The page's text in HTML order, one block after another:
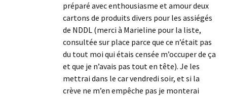
préparé avec enthousiasme et amour deux
cartons de produits divers pour les assiégés
de NDDL (merci à Marieline pour la liste,
consultée sur place parce que ce n’était pas
du tout moi qui étais censée m’occuper de ça
et que je n’avais pas tout en tête). Je les
mettrai dans le car vendredi soir, et si la
crève ne m’en empêche pas je monterai